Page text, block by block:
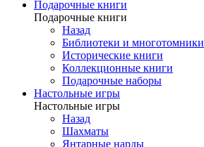
Подарочные книги
Подарочные книги
Назад
Библиотеки и многотомники
Исторические книги
Коллекционные книги
Подарочные наборы
Настольные игры
Настольные игры
Назад
Шахматы
Янтарные нарды